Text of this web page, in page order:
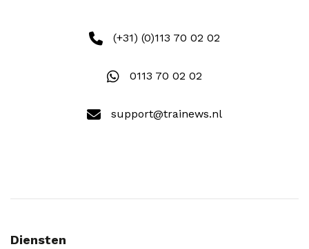
(+31) (0)113 70 02 02
0113 70 02 02
support@trainews.nl
Diensten